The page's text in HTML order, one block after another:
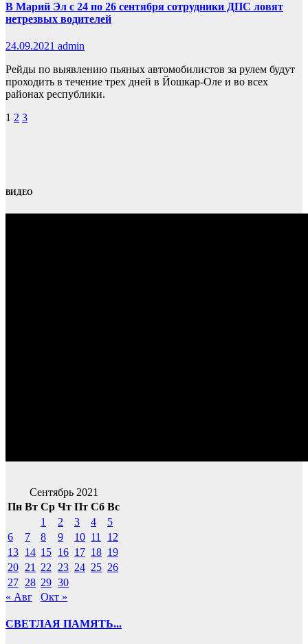
В Марий Эл с 24 по 26 сентября сотрудники ДПС ловят
нетрезвых водителей
24.09.2021 admin
Рейды по выявлению пьяных автомобилистов за рулем будут
проходить в течение трех дней в Йошкар-Оле и во всех
районах республики.
Пагинация
1 2 3
ВИДЕО
Сентябрь 2021
Пн Вт Ср Чт Пт Сб Вс
1
2 3 4
5
6
7 8 9 10 11
12
13 14 15 16 17 18 19
20 21 22 23 24 25 26
27 28 29 30
« Авг
Окт »
СВЕТЛАЯ ПАМЯТЬ...